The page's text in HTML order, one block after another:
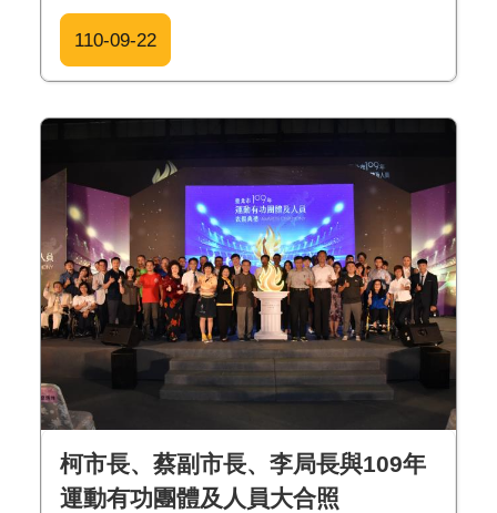
110-09-22
柯市長、蔡副市長、李局長與109年
運動有功團體及人員大合照